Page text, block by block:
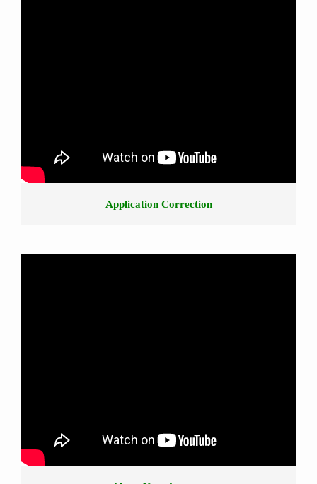
Application Correction